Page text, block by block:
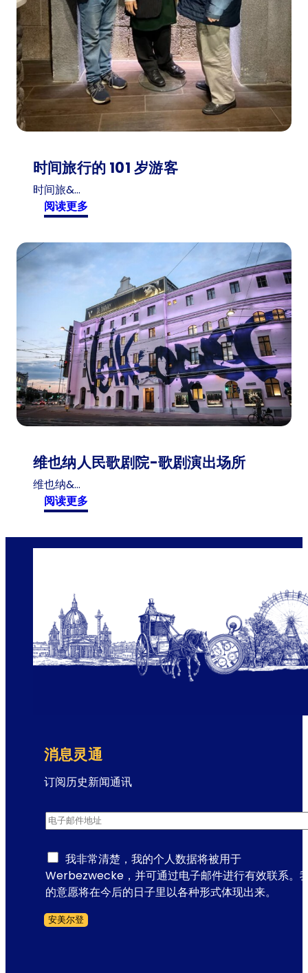
时间旅行的 101 岁游客
时间旅&…
阅读更多:
时
间
1
0
1
岁
游
客
维也纳人民歌剧院-歌剧演出场所
维也纳&…
阅读更多:
维
也
纳
剧
院
-
歌
所
消息灵通
订阅历史新闻通讯
通
讯
册
电
子
件
电子邮件地址
我非常清楚，我的个人数据将被用于
Werbezwecke，并可通过电子邮件进行有效联系。
的意愿将在今后的日子里以各种形式体现出来。
安美尔登